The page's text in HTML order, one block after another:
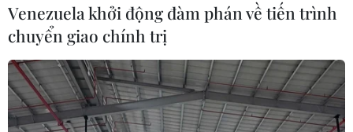
Venezuela khởi động đàm phán về tiến trình
chuyển giao chính trị